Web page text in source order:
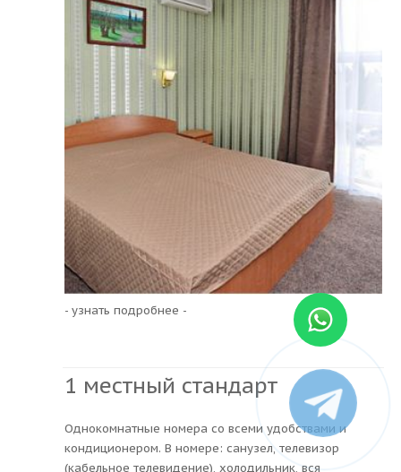
- узнать подробнее -
1 местный стандарт
Однокомнатные номера со всеми удобствами и
кондиционером. В номере: санузел, телевизор
(кабельное телевидение), холодильник, вся